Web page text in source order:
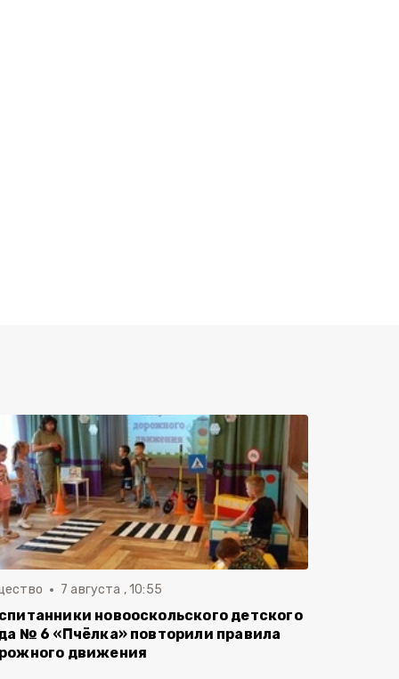
7 августа , 10:55
новооскольского детского
№ 6 «Пчёлка» повторили правила
движения